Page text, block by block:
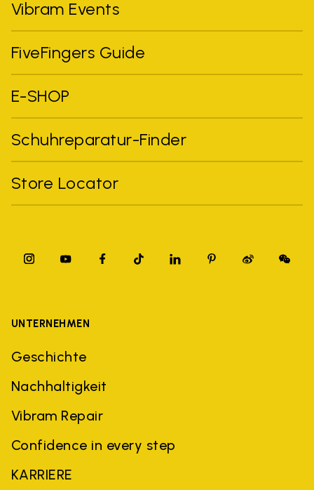
Vibram Events
FiveFingers Guide
E-SHOP
Schuhreparatur-Finder
Store Locator
UNTERNEHMEN
Geschichte
Nachhaltigkeit
Vibram Repair
Confidence in every step
KARRIERE